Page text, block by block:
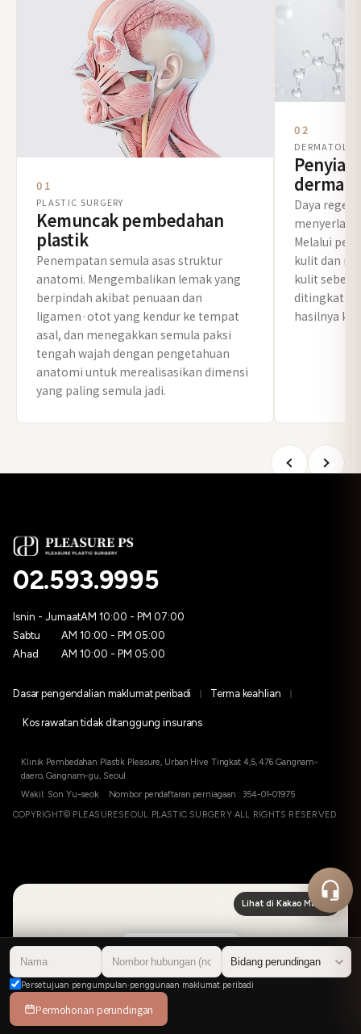
01
PLASTIC SURGERY
Kemuncak pembedahan
plastik
Penempatan semula asas struktur
anatomi. Mengembalikan lemak yang
berpindah akibat penuaan dan
ligamen·otot yang kendur ke tempat
asal, dan menegakkan semula paksi
tengah wajah dengan pengetahuan
anatomi untuk merealisasikan dimensi
yang paling semula jadi.
02
Daya
Melalui
kulit dan
kulit
hasilnya
02.593.9995
Isnin - JumaatAM 10:00 - PM 07:00
Sabtu
AM 10:00 - PM 05:00
Ahad
AM 10:00 - PM 05:00
Dasar pengendalian maklumat peribadi Terma keahlian
Kos rawatan tidak ditanggung insurans
Klinik Pembedahan Plastik Pleasure, Urban Hive Tingkat 4,5, 476 Gangnam-
daero, Gangnam-gu, Seoul
Wakil: Son Yu-seok Nombor pendaftaran perniagaan : 354-01-01975
COPYRIGHT© PLEASURESEOUL PLASTIC SURGERY ALL RIGHTS RESERVED
플레저성형외과의원
Lihat di Kakao Map
Persetujuan pengumpulan·penggunaan maklumat peribadi
Permohonan perundingan